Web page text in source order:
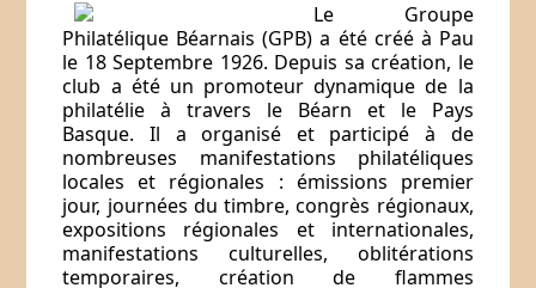
Le Groupe
Philatélique Béarnais (GPB) a été créé à Pau
le 18 Septembre 1926. Depuis sa création, le
club a été un promoteur dynamique de la
philatélie à travers le Béarn et le Pays
Basque. Il a organisé et participé à de
nombreuses manifestations philatéliques
locales et régionales : émissions premier
jour, journées du timbre, congrès régionaux,
expositions régionales et internationales,
manifestations culturelles, oblitérations
temporaires, création de flammes